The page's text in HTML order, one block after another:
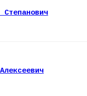
Степанович